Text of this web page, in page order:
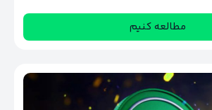
مطالعه کنیم